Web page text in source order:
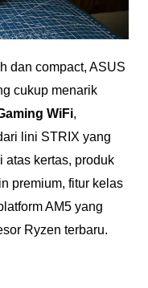
dan compact, ASUS
cukup menarik
WiFi,
lini STRIX yang
atas kertas, produk
premium, fitur kelas
AM5 yang
Ryzen terbaru.